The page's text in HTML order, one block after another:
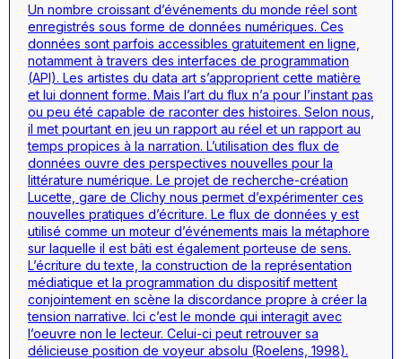
Un nombre croissant d’événements du monde réel sont
enregistrés sous forme de données numériques. Ces
données sont parfois accessibles gratuitement en ligne,
notamment à travers des interfaces de programmation
(API). Les artistes du data art s’approprient cette matière
et lui donnent forme. Mais l’art du flux n’a pour l’instant pas
ou peu été capable de raconter des histoires. Selon nous,
il met pourtant en jeu un rapport au réel et un rapport au
temps propices à la narration. L’utilisation des flux de
données ouvre des perspectives nouvelles pour la
littérature numérique. Le projet de recherche-création
Lucette, gare de Clichy nous permet d’expérimenter ces
nouvelles pratiques d’écriture. Le flux de données y est
utilisé comme un moteur d’événements mais la métaphore
sur laquelle il est bâti est également porteuse de sens.
L’écriture du texte, la construction de la représentation
médiatique et la programmation du dispositif mettent
conjointement en scène la discordance propre à créer la
tension narrative. Ici c’est le monde qui interagit avec
l’oeuvre non le lecteur. Celui-ci peut retrouver sa
délicieuse position de voyeur absolu (Roelens, 1998).